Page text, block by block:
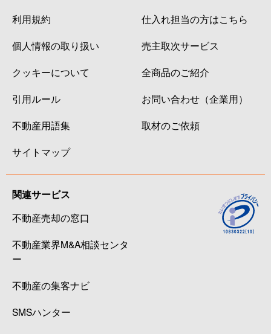
利用規約
個人情報の取り扱い
クッキーについて
引用ルール
不動産用語集
サイトマップ
仕入れ担当の方はこちら
売主取次サービス
全商品のご紹介
お問い合わせ（企業用）
取材のご依頼
関連サービス
不動産売却の窓口
不動産業界M&A相談センタ
ー
不動産の集客ナビ
SMSハンター